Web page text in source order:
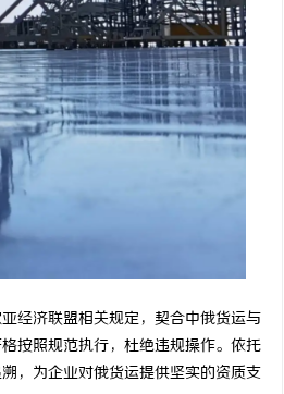
经济联盟相关规定，契合中俄货运与
按照规范执行，杜绝违规操作。依托
，为企业对俄货运提供坚实的资质支
密光纤切割机：引领工业制造新时代的利